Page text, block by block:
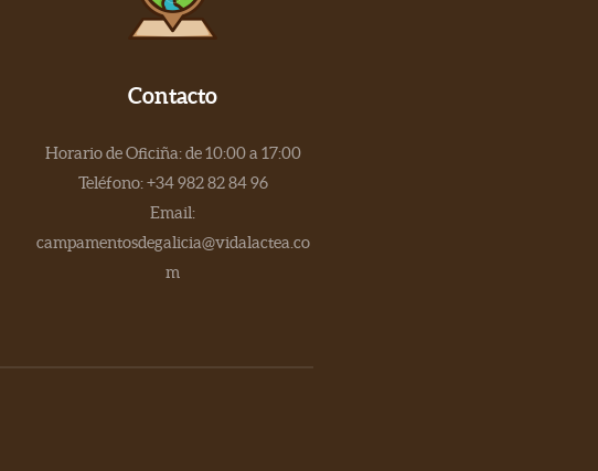
Contacto
Horario de Oficiña: de 10:00 a 17:00
Teléfono: +34 982 82 84 96
Email:
campamentosdegalicia@vidalactea.co
m